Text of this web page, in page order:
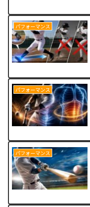
パフォーマンス
パフォーマンス
パフォーマンス